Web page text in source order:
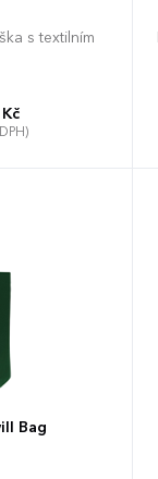
s textilním
Bag